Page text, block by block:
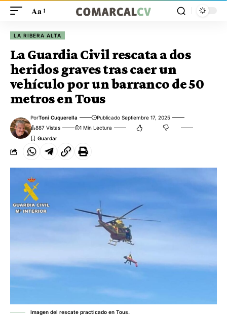
Aa
LA RIBERA ALTA
La Guardia Civil rescata a dos
heridos graves tras caer un
vehículo por un barranco de 50
metros en Tous
PorToni Cuquerella
Publicado Septiembre 17, 2025
887 Vistas
1 Min Lectura
Imagen del rescate practicado en Tous.